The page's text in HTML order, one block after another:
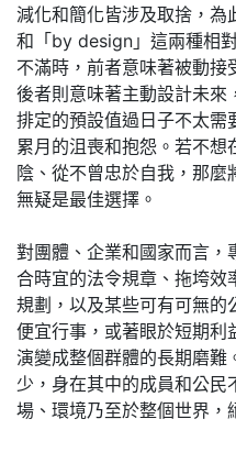
減化和簡化皆涉及取捨，為
和「by design」這兩種相
不滿時，前者意味著被動接
後者則意味著主動設計未來
排定的預設值過日子不太需
累月的沮喪和抱怨。若不
陰、從不曾忠於自我，那
無疑是最佳選擇。
對團體、企業和國家而言，
合時宜的法令規章、拖垮效
規劃，以及某些可有可無的
便宜行事，或著眼於短期利
演變成整個群體的長期磨難
少，身在其中的成員和公
場、環境乃至於整個世界，